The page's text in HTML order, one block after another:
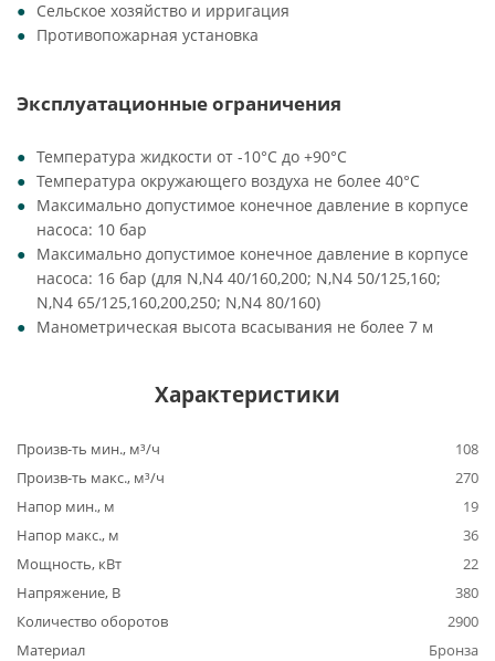
Сельское хозяйство и ирригация
Противопожарная установка
Эксплуатационные ограничения
Температура жидкости от -10°C до +90°C
Температура окружающего воздуха не более 40°C
Максимально допустимое конечное давление в корпусе
насоса: 10 бар
Максимально допустимое конечное давление в корпусе
насоса: 16 бар (для N,N4 40/160,200; N,N4 50/125,160;
N,N4 65/125,160,200,250; N,N4 80/160)
Манометрическая высота всасывания не более 7 м
Характеристики
Произв-ть мин., м³/ч
108
Произв-ть макс., м³/ч
270
Напор мин., м
19
Напор макс., м
36
Мощность, кВт
22
Напряжение, В
380
Количество оборотов
2900
Материал
Бронза